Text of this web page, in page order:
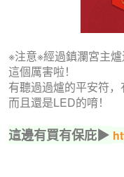
※注意※經過鎮瀾宮主
這個厲害啦！
有聽過過爐的平安符，
而且還是LED的
這邊有買有保庇▶